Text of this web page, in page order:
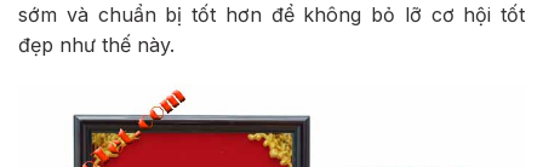
sớm và chuẩn bị tốt hơn để không bỏ lỡ cơ hội tốt
đẹp như thế này.